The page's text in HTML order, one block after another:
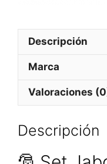
Descripción
Marca
Valoraciones
Descripción